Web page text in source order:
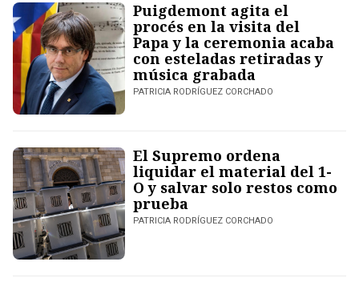
Puigdemont agita el
procés en la visita del
Papa y la ceremonia acaba
con esteladas retiradas y
música grabada
PATRICIA RODRÍGUEZ CORCHADO
El Supremo ordena
liquidar el material del 1-
O y salvar solo restos como
prueba
PATRICIA RODRÍGUEZ CORCHADO